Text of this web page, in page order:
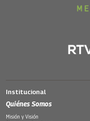
Institucional
Quiénes Somos
Misión y Visión